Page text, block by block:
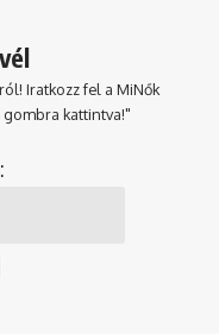
Iratkozz fel a MiNők
kattintva!"